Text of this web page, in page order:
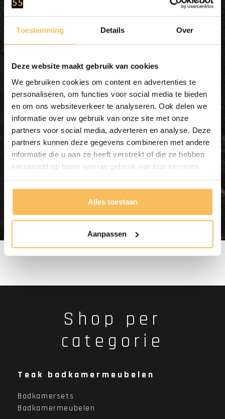
Toestemming Details Over
Deze website maakt gebruik van cookies
We gebruiken cookies om content en advertenties te
personaliseren, om functies voor social media te bieden
en om ons websiteverkeer te analyseren. Ook delen we
informatie over uw gebruik van onze site met onze
partners voor social media, adverteren en analyse. Deze
partners kunnen deze gegevens combineren met andere
informatie die u aan ze heeft verstrekt of die ze hebben
verzameld op basis van uw gebruik van hun services.
Alles toestaan
Aanpassen
Waskom natuursteen
FL20764 - 49x39x15cm
195,00
Shop per
categorie
Teak badkamermeubelen
Badkamersets
Badkamermeubelen